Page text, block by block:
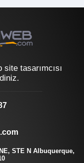
tasarımcısı
STE N Albuquerque,